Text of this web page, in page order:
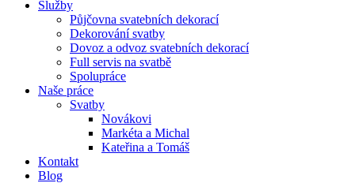
Služby
Půjčovna svatebních dekorací
Dekorování svatby
Dovoz a odvoz svatebních dekorací
Full servis na svatbě
Spolupráce
Naše práce
Svatby
Novákovi
Markéta a Michal
Kateřina a Tomáš
Kontakt
Blog